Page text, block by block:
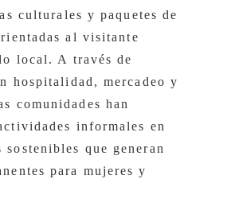
culturales y paquetes de
al visitante
local. A través de
hospitalidad, mercadeo y
comunidades han
informales en
sostenibles que generan
para mujeres y